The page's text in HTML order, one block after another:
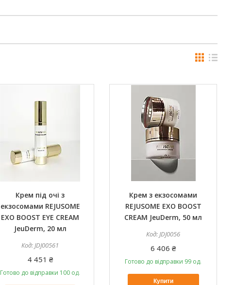
Крем під очі з
екзосомами REJUSOME
EXO BOOST EYE CREAM
JeuDerm, 20 мл
JDJ00561
4 451 ₴
Готово до відправки 100 од.
Крем з екзосомами
REJUSOME EXO BOOST
CREAM JeuDerm, 50 мл
JDJ0056
6 406 ₴
Готово до відправки 99 од.
Купити